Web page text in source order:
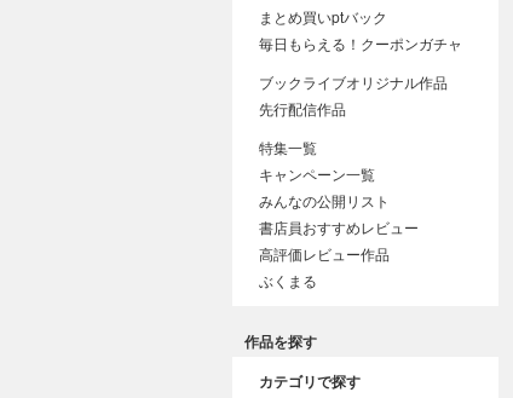
まとめ買いptバック
毎日もらえる！クーポンガチャ
ブックライブオリジナル作品
先行配信作品
特集一覧
キャンペーン一覧
みんなの公開リスト
書店員おすすめレビュー
高評価レビュー作品
ぶくまる
作品を探す
カテゴリで探す